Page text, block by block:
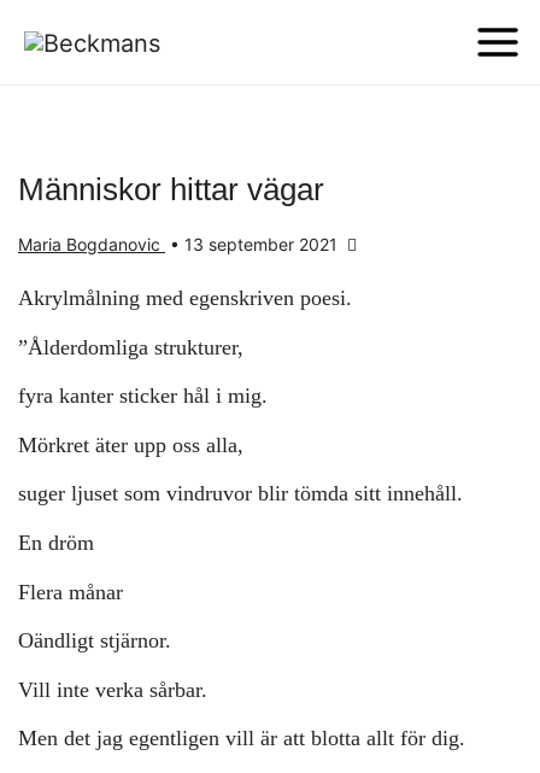
Människor hittar vägar
Maria Bogdanovic • 13 september 2021
Akrylmålning med egenskriven poesi.
”Ålderdomliga strukturer,
fyra kanter sticker hål i mig.
Mörkret äter upp oss alla,
suger ljuset som vindruvor blir tömda sitt innehåll.
En dröm
Flera månar
Oändligt stjärnor.
Vill inte verka sårbar.
Men det jag egentligen vill är att blotta allt för dig.